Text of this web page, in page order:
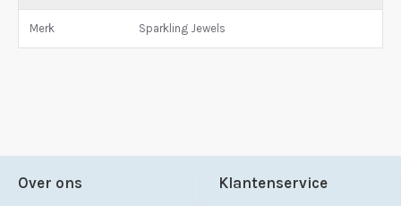
Merk Sparkling Jewels
Over ons Klantenservice